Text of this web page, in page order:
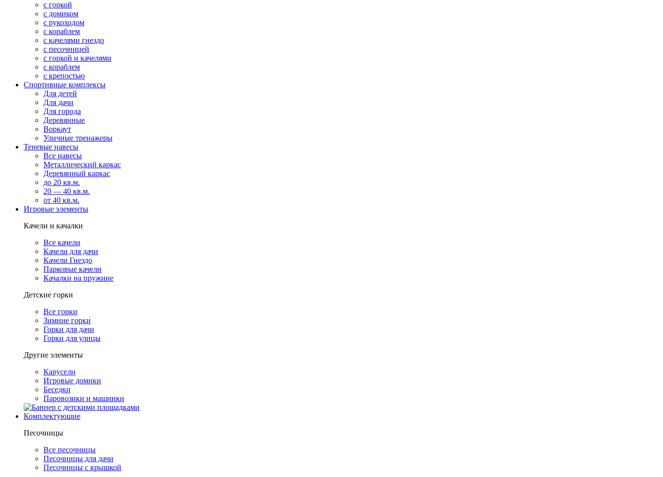
с горкой
с домиком
с рукоходом
с кораблем
с качелями гнездо
с песочницей
с горкой и качелями
с кораблем
с крепостью
Спортивные комплексы
Для детей
Для дачи
Для города
Деревянные
Воркаут
Уличные тренажеры
Теневые навесы
Все навесы
Металлический каркас
Деревянный каркас
до 20 кв.м.
20 — 40 кв.м.
от 40 кв.м.
Игровые элементы
Качели и качалки
Все качели
Качели для дачи
Качели Гнездо
Парковые качели
Качалки на пружине
Детские горки
Все горки
Зимние горки
Горки для дачи
Горки для улицы
Другие элементы
Карусели
Игровые домики
Беседки
Паровозики и машинки
Комплектующие
Песочницы
Все песочницы
Песочницы для дачи
Песочницы с крышкой